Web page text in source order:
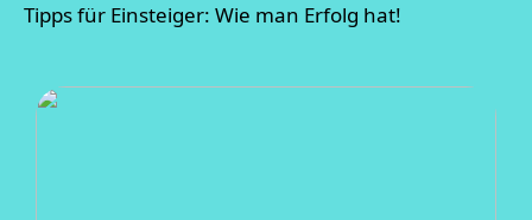
Tipps für Einsteiger: Wie man Erfolg hat!